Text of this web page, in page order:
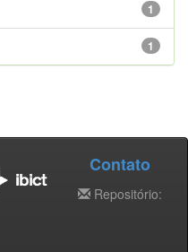
1
1
Contato
Repositório: